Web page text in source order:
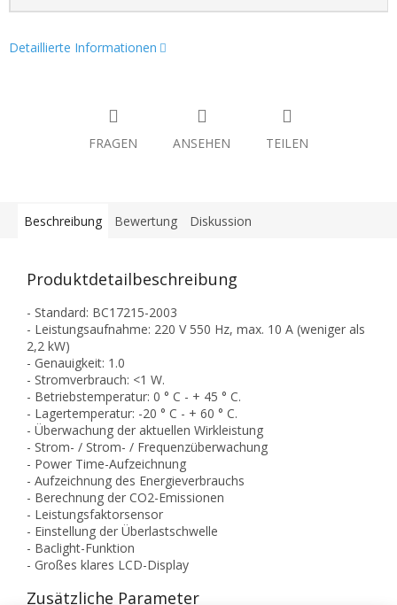
Detaillierte Informationen
FRAGEN ANSEHEN TEILEN
Beschreibung Bewertung Diskussion
Produktdetailbeschreibung
- Standard: BC17215-2003
- Leistungsaufnahme: 220 V 550 Hz, max. 10 A (weniger als
2,2 kW)
- Genauigkeit: 1.0
- Stromverbrauch: <1 W.
- Betriebstemperatur: 0 ° C - + 45 ° C.
- Lagertemperatur: -20 ° C - + 60 ° C.
- Überwachung der aktuellen Wirkleistung
- Strom- / Strom- / Frequenzüberwachung
- Power Time-Aufzeichnung
- Aufzeichnung des Energieverbrauchs
- Berechnung der CO2-Emissionen
- Leistungsfaktorsensor
- Einstellung der Überlastschwelle
- Baclight-Funktion
- Großes klares LCD-Display
Zusätzliche Parameter